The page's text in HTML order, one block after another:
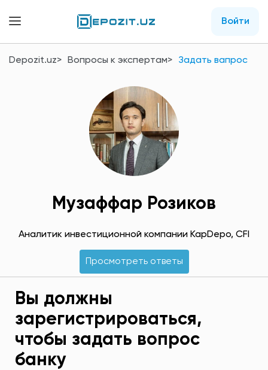
Войти
Depozit.uz Вопросы к экспертам Задать вапрос
Музаффар Розиков
Аналитик инвестиционной компании KapDepo, CFI
Просмотреть ответы
Вы должны
зарегистрироваться,
чтобы задать вопрос
банку